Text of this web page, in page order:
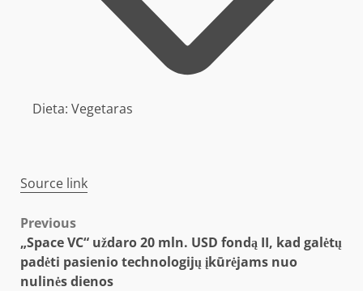
Dieta: Vegetaras
Source link
Post
navigation
Previous
„Space VC“ uždaro 20 mln. USD fondą II, kad galėtų
padėti pasienio technologijų įkūrėjams nuo
nulinės dienos